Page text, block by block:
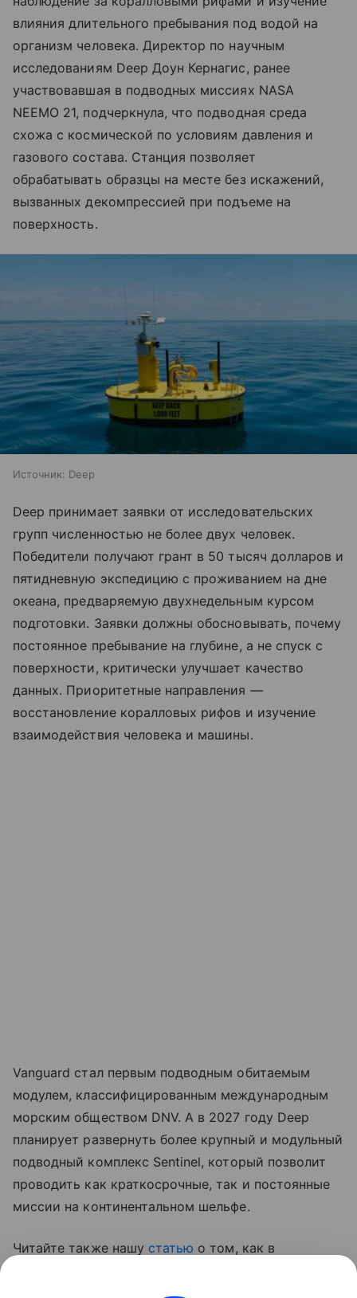
влияния длительного пребывания под водой на
организм человека. Директор по научным
исследованиям Deep Доун Кернагис, ранее
участвовавшая в подводных миссиях NASA
NEEMO 21, подчеркнула, что подводная среда
схожа с космической по условиям давления и
газового состава. Станция позволяет
обрабатывать образцы на месте без искажений,
вызванных декомпрессией при подъеме на
поверхность.
Источник: Deep
Deep принимает заявки от исследовательских
групп численностью не более двух человек.
Победители получают грант в 50 тысяч долларов и
пятидневную экспедицию с проживанием на дне
океана, предваряемую двухнедельным курсом
подготовки. Заявки должны обосновывать, почему
постоянное пребывание на глубине, а не спуск с
поверхности, критически улучшает качество
данных. Приоритетные направления —
восстановление коралловых рифов и изучение
взаимодействия человека и машины.
Vanguard стал первым подводным обитаемым
модулем, классифицированным международным
морским обществом DNV. А в 2027 году Deep
планирует развернуть более крупный и модульный
подводный комплекс Sentinel, который позволит
проводить как краткосрочные, так и постоянные
миссии на континентальном шельфе.
Читайте также нашу статью о том, как в
подводный дрон XV Excalibur.